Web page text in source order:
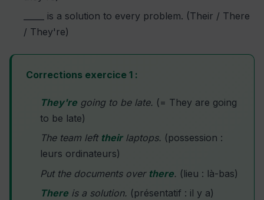
_____ is a solution to every problem. (Their / There
/ They're)
Corrections exercice 1 :
They're going to be late. (= They are going
to be late)
The team left theirlaptops. (possession :
leurs ordinateurs)
Put the documents over there. (lieu : là-bas)
There is a solution. (présentatif : il y a)